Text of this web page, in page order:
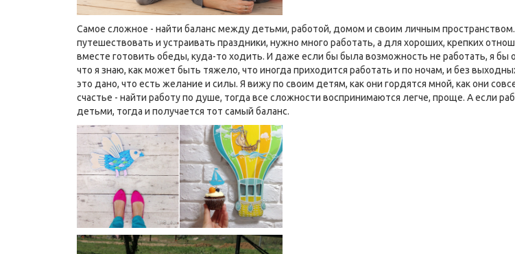
Самое сложное - найти баланс между детьми, работой, домом и своим личным
путешествовать и устраивать праздники, нужно много работать, а для хороших, крепких
вместе готовить обеды, куда-то ходить. И даже если бы была возможность не работать, я бы
что я знаю, как может быть тяжело, что иногда приходится работать и по ночам, и без
это дано, что есть желание и силы. Я вижу по своим детям, как они гордятся мной, как они
счастье - найти работу по душе, тогда все сложности воспринимаются легче, проще. А если
детьми, тогда и получается тот самый баланс.